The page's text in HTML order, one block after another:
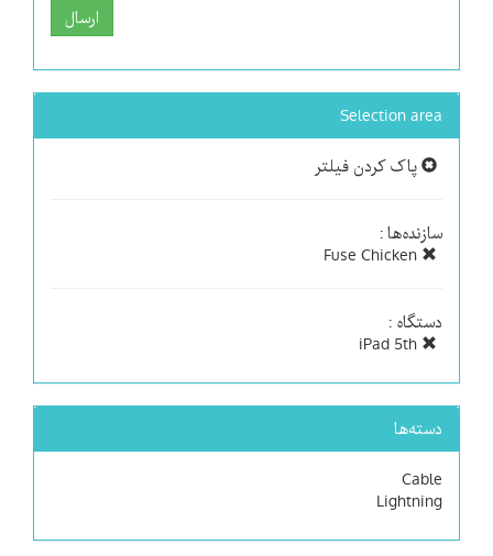
ارسال
Selection area
پاک کردن فیلتر
سازنده‌ها :
دستگاه :
دسته‌ها
Cable
Lightning